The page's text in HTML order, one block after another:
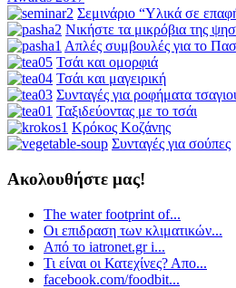
Σεμινάριο “Υλικά σε
Νικήστε τα μικρόβια της
Απλές συμβουλές για το
Τσάι και ομορφιά
Τσάι και μαγειρική
Συνταγές για ροφήματα
Ταξιδεύοντας με το τσάι
Κρόκος Κοζάνης
Συνταγές για σούπες
Ακολουθήστε μας!
The water footprint of...
Οι επιδραση των κλιματικών...
Από το iatronet.gr i...
Τι είναι οι Κατεχίνες? Απο...
facebook.com/foodbit...